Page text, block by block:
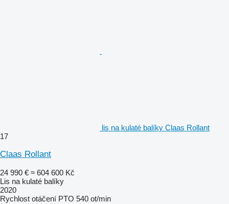
lis na kulaté balíky Claas Rollant
17
Claas Rollant
24 990 € ≈ 604 600 Kč
Lis na kulaté balíky
2020
Rychlost otáčení PTO 540 ot/min